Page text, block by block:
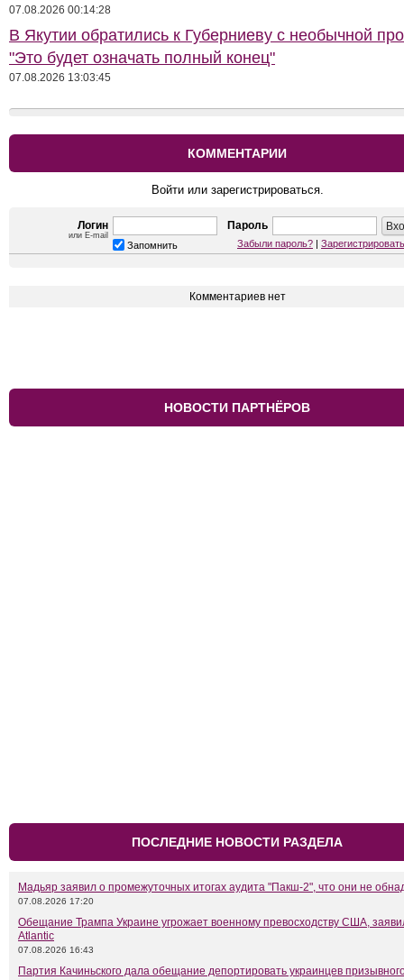
07.08.2026 00:14:28
В Якутии обратились к Губерниеву с необычной
"Это будет означать полный конец"
07.08.2026 13:03:45
КОММЕНТАРИИ
Войти или зарегистрироваться.
Логин
или E-mail
Пароль
Запомнить Забыли пароль? |
Комментариев нет
НОВОСТИ ПАРТНЁРОВ
ПОСЛЕДНИЕ НОВОСТИ РАЗДЕЛА
Мадьяр заявил о промежуточных итогах аудита "Пакш-2", что они не
07.08.2026 17:20
Обещание Трампа Украине угрожает военному превосходству США,
Atlantic
07.08.2026 16:43
Партия Качиньского дала обещание депортировать украинцев